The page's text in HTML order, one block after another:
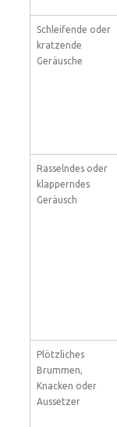
Schleifende oder
kratzende
Geräusche
Rasselndes oder
klapperndes
Geräusch
Plötzliches
Brummen,
Knacken oder
Aussetzer